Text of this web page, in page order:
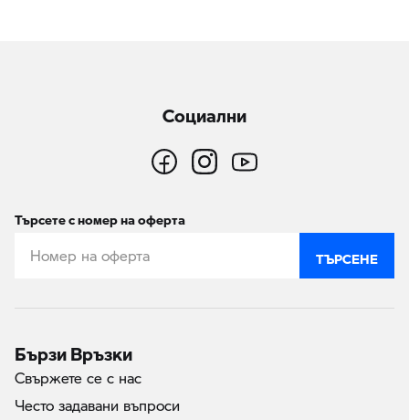
Социални
Търсете с номер на оферта
ТЪРСЕНЕ
Бързи Връзки
Свържете се с нас
Често задавани въпроси